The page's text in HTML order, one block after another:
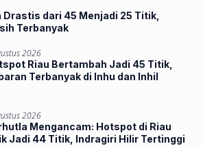
dari 45 Menjadi 25 Titik,
Terbanyak
2026
Riau Bertambah Jadi 45 Titik,
Terbanyak di Inhu dan Inhil
2026
Mengancam: Hotspot di Riau
Jadi 44 Titik, Indragiri Hilir Tertinggi